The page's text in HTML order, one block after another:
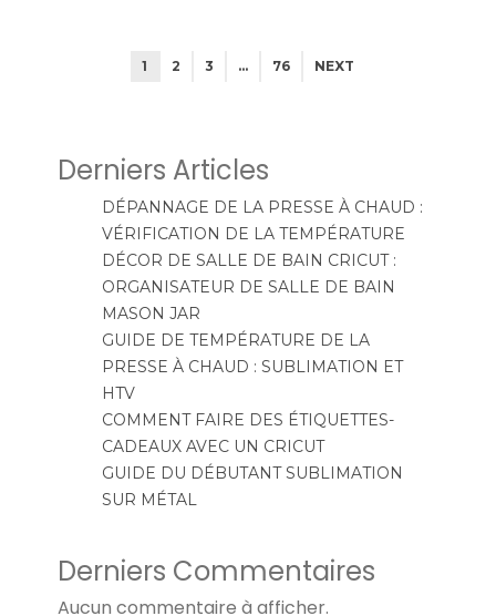
1 2 3 … 76 NEXT
Derniers Articles
DÉPANNAGE DE LA PRESSE À CHAUD :
VÉRIFICATION DE LA TEMPÉRATURE
DÉCOR DE SALLE DE BAIN CRICUT :
ORGANISATEUR DE SALLE DE BAIN
MASON JAR
GUIDE DE TEMPÉRATURE DE LA
PRESSE À CHAUD : SUBLIMATION ET
HTV
COMMENT FAIRE DES ÉTIQUETTES-
CADEAUX AVEC UN CRICUT
GUIDE DU DÉBUTANT SUBLIMATION
SUR MÉTAL
Derniers Commentaires
Aucun commentaire à afficher.